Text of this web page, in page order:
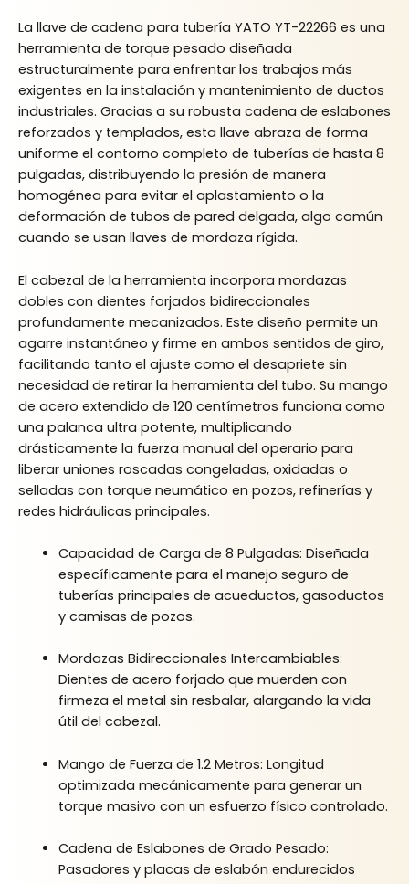
La llave de cadena para tubería YATO YT-22266 es una
herramienta de torque pesado diseñada
estructuralmente para enfrentar los trabajos más
exigentes en la instalación y mantenimiento de ductos
industriales. Gracias a su robusta cadena de eslabones
reforzados y templados, esta llave abraza de forma
uniforme el contorno completo de tuberías de hasta 8
pulgadas, distribuyendo la presión de manera
homogénea para evitar el aplastamiento o la
deformación de tubos de pared delgada, algo común
cuando se usan llaves de mordaza rígida.
El cabezal de la herramienta incorpora mordazas
dobles con dientes forjados bidireccionales
profundamente mecanizados. Este diseño permite un
agarre instantáneo y firme en ambos sentidos de giro,
facilitando tanto el ajuste como el desapriete sin
necesidad de retirar la herramienta del tubo. Su mango
de acero extendido de 120 centímetros funciona como
una palanca ultra potente, multiplicando
drásticamente la fuerza manual del operario para
liberar uniones roscadas congeladas, oxidadas o
selladas con torque neumático en pozos, refinerías y
redes hidráulicas principales.
Capacidad de Carga de 8 Pulgadas: Diseñada
específicamente para el manejo seguro de
tuberías principales de acueductos, gasoductos
y camisas de pozos.
Mordazas Bidireccionales Intercambiables:
Dientes de acero forjado que muerden con
firmeza el metal sin resbalar, alargando la vida
útil del cabezal.
Mango de Fuerza de 1.2 Metros: Longitud
optimizada mecánicamente para generar un
torque masivo con un esfuerzo físico controlado.
Cadena de Eslabones de Grado Pesado:
Pasadores y placas de eslabón endurecidos